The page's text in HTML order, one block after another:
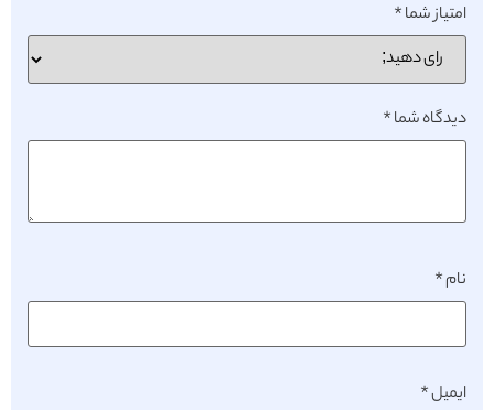
امتیاز شما*
دیدگاه شما*
نام*
ایمیل*